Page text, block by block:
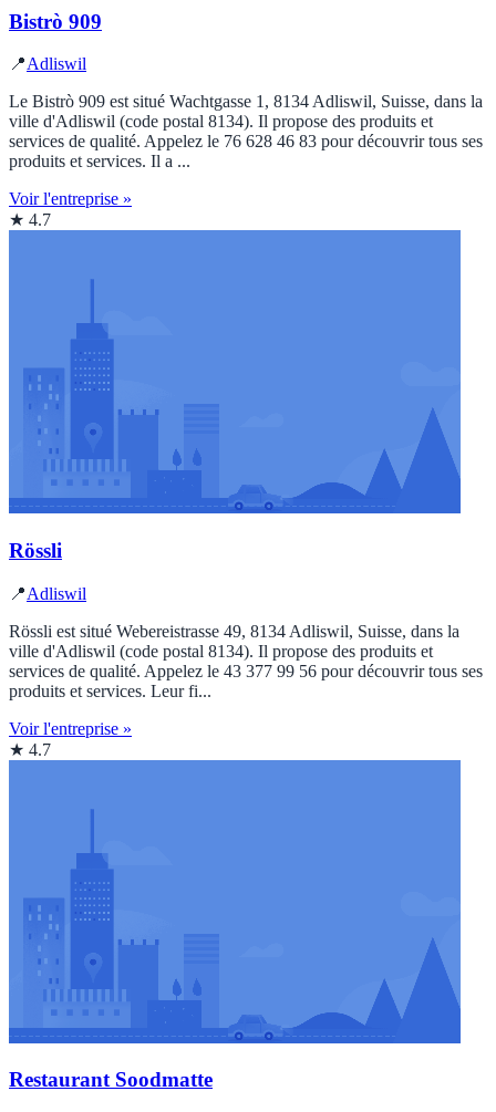
Bistrò 909
📍Adliswil
Le Bistrò 909 est situé Wachtgasse 1, 8134 Adliswil, Suisse, dans la
ville d'Adliswil (code postal 8134). Il propose des produits et
services de qualité. Appelez le 76 628 46 83 pour découvrir tous ses
produits et services. Il a ...
Voir l'entreprise »
★ 4.7
Rössli
📍Adliswil
Rössli est situé Webereistrasse 49, 8134 Adliswil, Suisse, dans la
ville d'Adliswil (code postal 8134). Il propose des produits et
services de qualité. Appelez le 43 377 99 56 pour découvrir tous ses
produits et services. Leur fi...
Voir l'entreprise »
★ 4.7
Restaurant Soodmatte